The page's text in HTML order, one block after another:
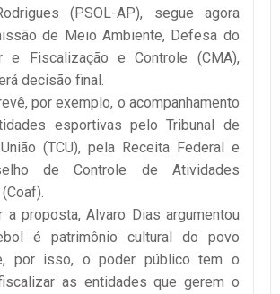
(PSOL-AP), segue agora
de Meio Ambiente, Defesa do
e Fiscalização e Controle (CMA),
decisão final.
por exemplo, o acompanhamento
esportivas pelo Tribunal de
(TCU), pela Receita Federal e
de Controle de Atividades
a proposta, Alvaro Dias argumentou
é patrimônio cultural do povo
por isso, o poder público tem o
as entidades que gerem o